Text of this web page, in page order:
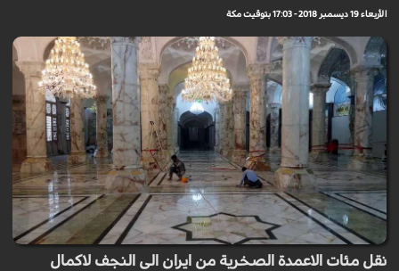
الأربعاء 19 ديسمبر 2018 - 17:03 بتوقيت مكة
نقل مئات الاعمدة الصخرية من ايران الى النجف لاكمال